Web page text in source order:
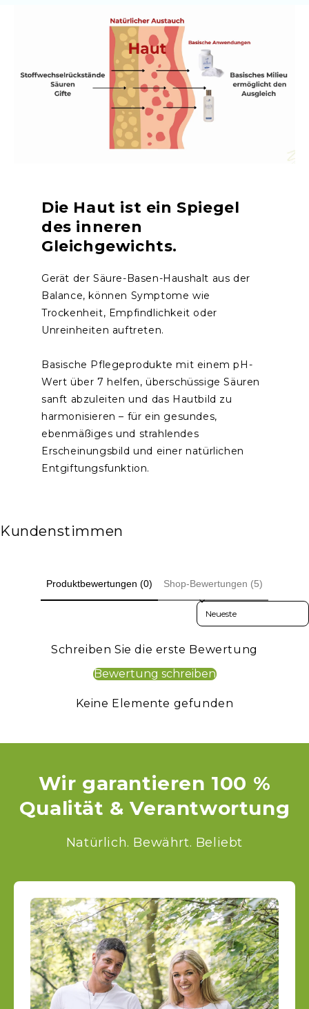
Die Haut ist ein Spiegel
des inneren
Gleichgewichts.
Gerät der Säure-Basen-Haushalt aus der
Balance, können Symptome wie
Trockenheit, Empfindlichkeit oder
Unreinheiten auftreten.
Basische Pflegeprodukte mit einem pH-
Wert über 7 helfen, überschüssige Säuren
sanft abzuleiten und das Hautbild zu
harmonisieren – für ein gesundes,
ebenmäßiges und strahlendes
Erscheinungsbild und einer natürlichen
Entgiftungsfunktion.
Kundenstimmen
Produktbewertungen (0) Shop-Bewertungen (5)
Sort reviews by
Schreiben Sie die erste Bewertung
Bewertung schreiben
Keine Elemente gefunden
Wir garantieren 100 %
Qualität & Verantwortung
Natürlich. Bewährt. Beliebt